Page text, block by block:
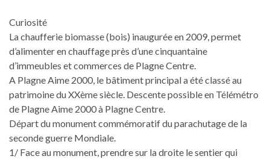
Curiosité
La chaufferie biomasse (bois) inaugurée en 2009, permet
d’alimenter en chauffage près d’une cinquantaine
d’immeubles et commerces de Plagne Centre.
A Plagne Aime 2000, le bâtiment principal a été classé au
patrimoine du XXème siècle. Descente possible en Télémétro
de Plagne Aime 2000 à Plagne Centre.
Départ du monument commémoratif du parachutage de la
seconde guerre Mondiale.
1/ Face au monument, prendre sur la droite le sentier qui